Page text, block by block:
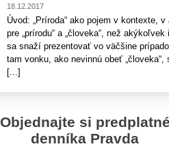
18.12.2017
Úvod: „Príroda“ ako pojem v kontexte,
pre „prírodu“ a „človeka“, než
sa snaží prezentovať vo väčšine
tam vonku, ako nevinnú obeť
[...]
Objednajte si predplatné
denníka Pravda